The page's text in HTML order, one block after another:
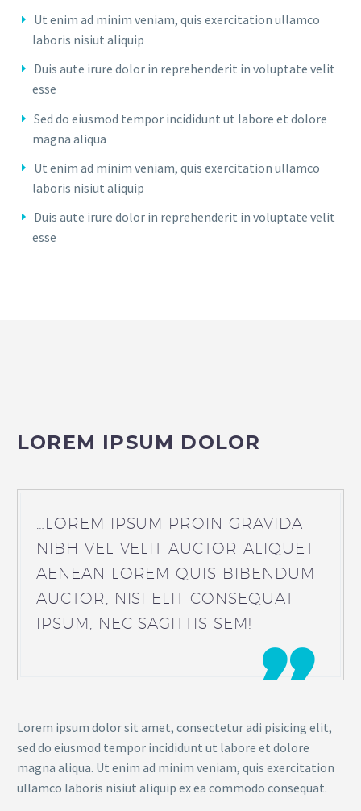
Ut enim ad minim veniam, quis exercitation ullamco
laboris nisiut aliquip
Duis aute irure dolor in reprehenderit in voluptate velit
esse
Sed do eiusmod tempor incididunt ut labore et dolore
magna aliqua
Ut enim ad minim veniam, quis exercitation ullamco
laboris nisiut aliquip
Duis aute irure dolor in reprehenderit in voluptate velit
esse
LOREM IPSUM DOLOR
…LOREM IPSUM PROIN GRAVIDA
NIBH VEL VELIT AUCTOR ALIQUET
AENEAN LOREM QUIS BIBENDUM
AUCTOR, NISI ELIT CONSEQUAT
IPSUM, NEC SAGITTIS SEM!

Lorem ipsum dolor sit amet, consectetur adi pisicing elit,
sed do eiusmod tempor incididunt ut labore et dolore
magna aliqua. Ut enim ad minim veniam, quis exercitation
ullamco laboris nisiut aliquip ex ea commodo consequat.